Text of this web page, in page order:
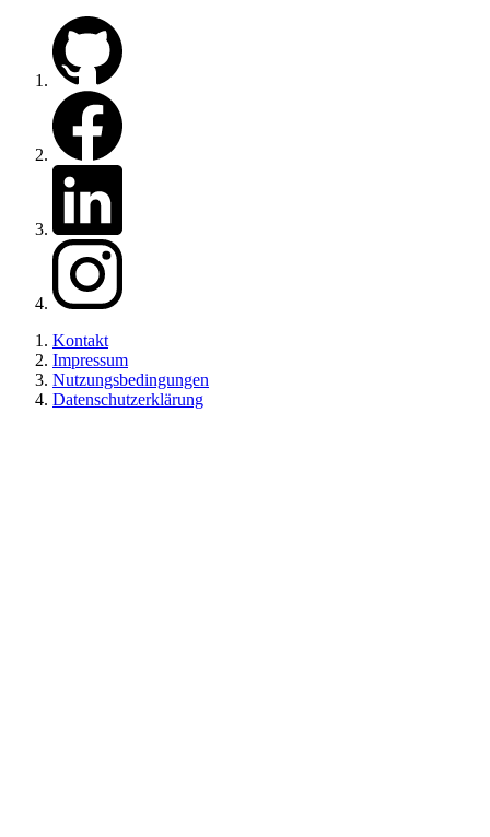
Zu unserem GitHub
Zu unserer Facebook Seite
Zu unserem LinkedIn
Zu unserem Instagram
Kontakt
Impressum
Nutzungsbedingungen
Datenschutzerklärung